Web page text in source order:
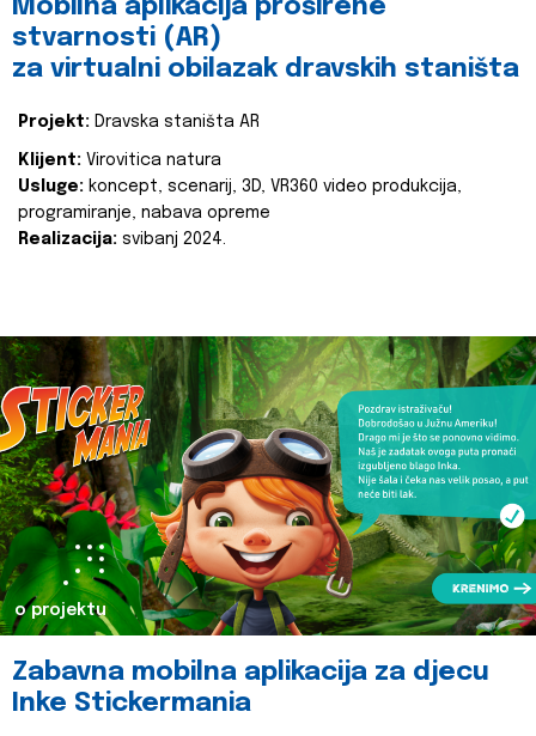
Mobilna aplikacija proširene
stvarnosti (AR)
za virtualni obilazak dravskih staništa
Projekt: Dravska staništa AR
Klijent: Virovitica natura
Usluge: koncept, scenarij, 3D, VR360 video produkcija,
programiranje, nabava opreme
Realizacija: svibanj 2024.
o projektu
Zabavna mobilna aplikacija za djecu
Inke Stickermania